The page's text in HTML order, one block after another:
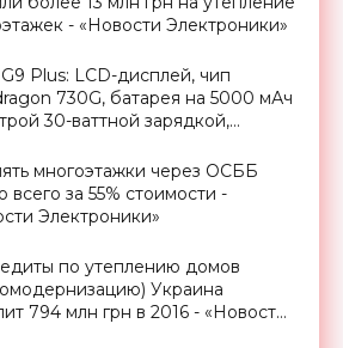
- «Новости Электроники»
Plus: LCD-дисплей, чип
730G, батарея на 5000 мАч
30-ваттной зарядкой,
«Смартфоны»
многоэтажки через ОСББ
всего за 55% стоимости -
Электроники»
по утеплению домов
Украина
794 млн грн в 2016 - «Новости